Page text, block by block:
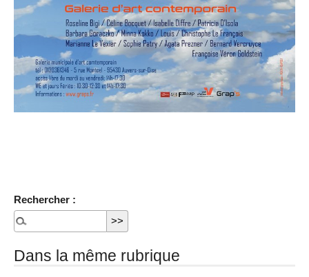
Rechercher :
Dans la même rubrique